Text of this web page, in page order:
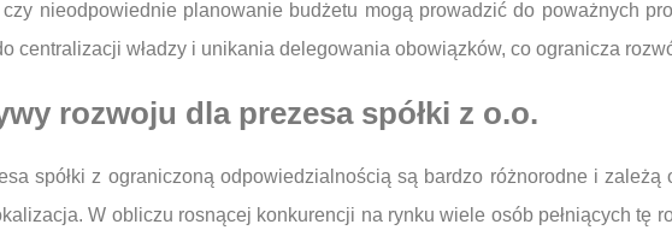
nieodpowiednie planowanie budżetu mogą prowadzić do poważnych
centralizacji władzy i unikania delegowania obowiązków, co ogranicza
rozwoju dla prezesa spółki z o.o.
spółki z ograniczoną odpowiedzialnością są bardzo różnorodne i
W obliczu rosnącej konkurencji na rynku wiele osób pełniących tę